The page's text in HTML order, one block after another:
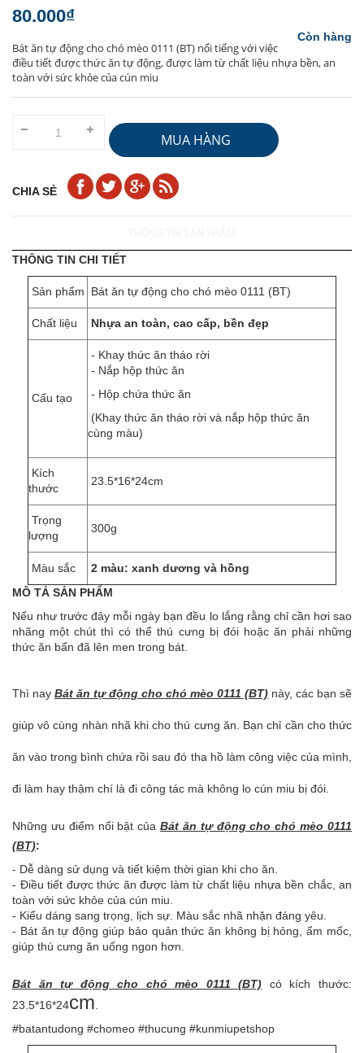
80.000₫
Còn hàng
Bát ăn tự động cho chó mèo 0111 (BT) nổi tiếng với việc
điều tiết được thức ăn tự động, được làm từ chất liệu nhựa bền, an
toàn với sức khỏe của cún miu
MUA HÀNG
CHIA SẺ
THÔNG TIN CHI TIẾT
Sản phẩm Bát ăn tự động cho chó mèo 0111 (BT)
Chất liệu Nhựa an toàn, cao cấp, bền đẹp
Cấu tạo
- Khay thức ăn tháo rời
- Nắp hộp thức ăn
- Hộp chứa thức ăn
(Khay thức ăn tháo rời và nắp hộp thức ăn
cùng màu)
Kích
thước
23.5*16*24cm
Trọng
lượng
300g
Màu sắc
2 màu: xanh dương và hồng
MÔ TẢ SẢN PHẨM
Nếu như trước đây mỗi ngày bạn đều lo lắng rằng chỉ cần hơi sao
nhãng một chút thì có thể thú cưng bị đói hoặc ăn phải những
thức ăn bẩn đã lên men trong bát.
Thì nay Bát ăn tự động cho chó mèo 0111 (BT) này, các bạn sẽ
giúp vô cùng nhàn nhã khi cho thú cưng ăn. Bạn chỉ cần cho thức
ăn vào trong bình chứa rồi sau đó tha hồ làm công việc của mình,
đi làm hay thậm chí là đi công tác mà không lo cún miu bị đói.
Những ưu điểm nổi bật củaBát ăn tự động cho chó mèo 0111
(BT):
- Dễ dàng sử dụng và tiết kiệm thời gian khi cho ăn.
- Điều tiết được thức ăn được làm từ chất liệu nhựa bền chắc, an
toàn với sức khỏe của cún miu.
- Kiểu dáng sang trọng, lịch sự. Màu sắc nhã nhặn đáng yêu.
- Bát ăn tự động giúp bảo quản thức ăn không bị hỏng, ẩm mốc,
giúp thú cưng ăn uống ngon hơn.
Bát ăn tự động cho chó mèo 0111 (BT) có kích thước:
23.5*16*24cm
#batantudong #chomeo #thucung #kunmiupetshop